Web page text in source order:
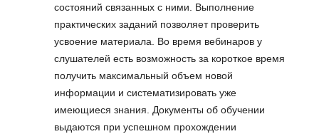
состояний связанных с ними. Выполнение
практических заданий позволяет проверить
усвоение материала. Во время вебинаров у
слушателей есть возможность за короткое время
получить максимальный объем новой
информации и систематизировать уже
имеющиеся знания. Документы об обучении
выдаются при успешном прохождении